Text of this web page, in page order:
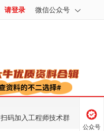
请登录 微信公众号
公众号
扫码加入工程师技术群